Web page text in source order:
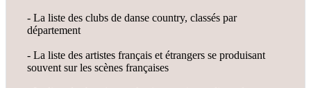
- La liste des clubs de danse country, classés par
département
- La liste des artistes français et étrangers se produisant
souvent sur les scènes françaises